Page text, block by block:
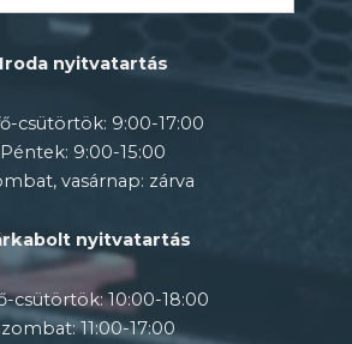
Iroda nyitvatartás
csütörtök: 9:00-17:00
Péntek: 9:00-15:00
vasárnap: zárva
nyitvatartás
csütörtök: 10:00-18:00
11:00-17:00